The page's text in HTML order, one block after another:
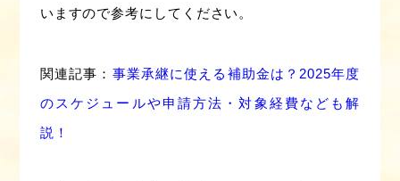
いますので参考にしてください。
関連記事： 事業承継に使える補助金は？2025年度
のスケジュールや申請方法・対象経費なども解
説！